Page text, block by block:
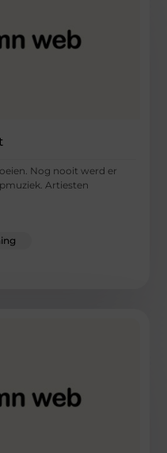
Nog nooit werd er
Artiesten